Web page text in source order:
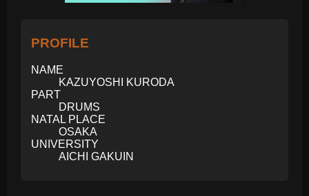
PROFILE
NAME
KAZUYOSHI KURODA
PART
DRUMS
NATAL PLACE
OSAKA
UNIVERSITY
AICHI GAKUIN